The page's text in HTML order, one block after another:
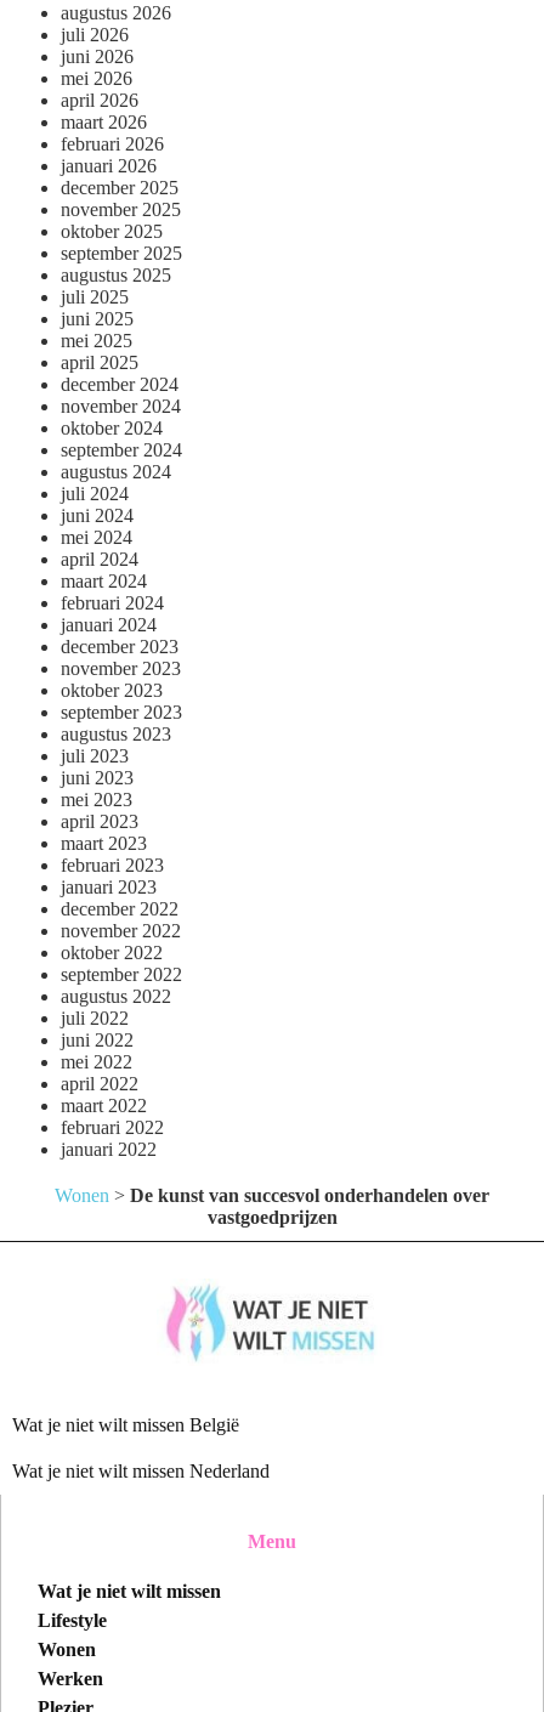
augustus 2026
juli 2026
juni 2026
mei 2026
april 2026
maart 2026
februari 2026
januari 2026
december 2025
november 2025
oktober 2025
september 2025
augustus 2025
juli 2025
juni 2025
mei 2025
april 2025
december 2024
november 2024
oktober 2024
september 2024
augustus 2024
juli 2024
juni 2024
mei 2024
april 2024
maart 2024
februari 2024
januari 2024
december 2023
november 2023
oktober 2023
september 2023
augustus 2023
juli 2023
juni 2023
mei 2023
april 2023
maart 2023
februari 2023
januari 2023
december 2022
november 2022
oktober 2022
september 2022
augustus 2022
juli 2022
juni 2022
mei 2022
april 2022
maart 2022
februari 2022
januari 2022
Wonen > De kunst van succesvol onderhandelen over
vastgoedprijzen
Wat je niet wilt missen België
Wat je niet wilt missen Nederland
Menu
Wat je niet wilt missen
Lifestyle
Wonen
Werken